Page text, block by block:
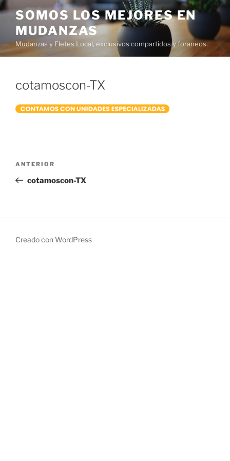
Ir
contenido
SOMOS LOS MEJORES EN
MUDANZAS
Mudanzas y Fletes Local, exclusivos compartidos y foraneos.
cotamoscon-TX
entradas
Entrada
anterior:
ANTERIOR
cotamoscon-TX
Creado con WordPress